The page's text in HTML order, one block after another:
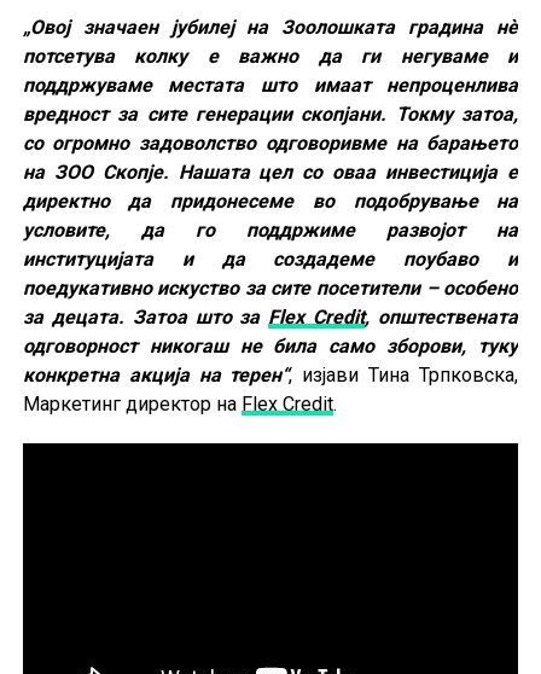
„Овој значаен јубилеј на Зоолошката градина нè
потсетува колку е важно да ги негуваме и
поддржуваме местата што имаат непроценлива
вредност за сите генерации скопјани. Токму затоа,
со огромно задоволство одговоривме на барањето
на ЗОО Скопје. Нашата цел со оваа инвестиција е
директно да придонесеме во подобрување на
условите, да го поддржиме развојот на
институцијата и да создадеме поубаво и
поедукативно искуство за сите посетители – особено
за децата. Затоа што за Flex Credit, општествената
одговорност никогаш не била само зборови, туку
конкретна акција на терен“, изјави Тина Трпковска,
Маркетинг директор на Flex Credit.